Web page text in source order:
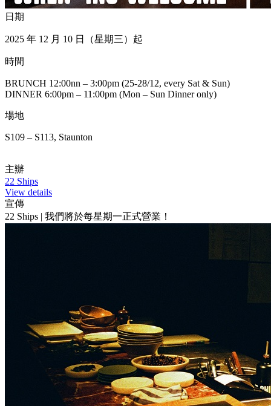
日期
2025 年 12 月 10 日（星期三）起
時間
BRUNCH 12:00nn – 3:00pm (25-28/12, every Sat & Sun)
DINNER 6:00pm – 11:00pm (Mon – Sun Dinner only)
場地
S109 – S113, Staunton
主辦
22 Ships
View details
宣傳
22 Ships | 我們將於每星期一正式營業！